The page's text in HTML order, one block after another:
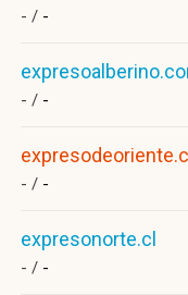
- / -
- / -
- / -
expresonorte.cl
- / -